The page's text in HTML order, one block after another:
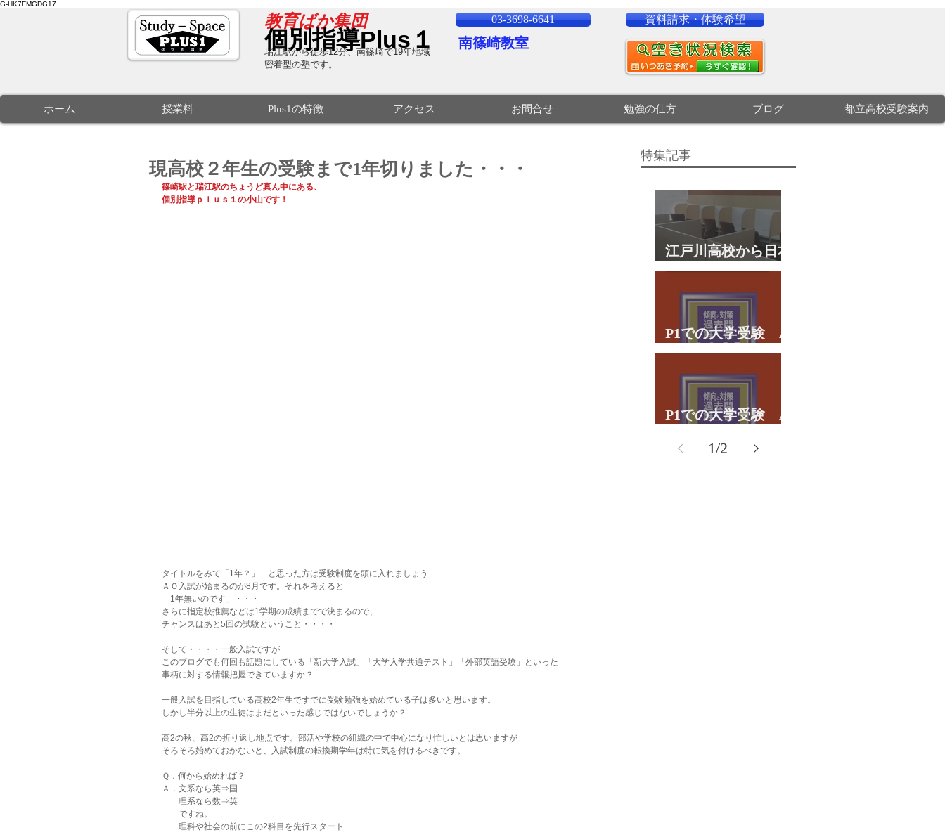
G-HK7FMGDG17
​教育ばか集団
個別指導Plus１ 南篠崎教室
03-3698-6641
瑞江駅から徒歩12分、南篠崎で19年地域
密着型の塾です。
資料請求・体験希望
ホーム 授業料 Plus1の特徴 アクセス お問合せ 勉強の仕方 ブログ 都立高校受験案内
現高校２年生の受験まで1年切りました・・・
篠崎駅と瑞江駅のちょうど真ん中にある、
個別指導ｐｌｕｓ１の小山です！
タイトルをみて「1年？」　と思った方は受験制度を頭に入れましょう
ＡＯ入試が始まるのが8月です。それを考えると
「1年無いのです」・・・
さらに指定校推薦などは1学期の成績までで決まるので、
チャンスはあと5回の試験ということ・・・・
そして・・・・一般入試ですが
このブログでも何回も話題にしている「新大学入試」「大学入学共通テスト」「外部英語受験」といった
事柄に対する情報把握できていますか？
一般入試を目指している高校2年生ですでに受験勉強を始めている子は多いと思います。
しかし半分以上の生徒はまだといった感じではないでしょうか？
高2の秋、高2の折り返し地点です。部活や学校の組織の中で中心になり忙しいとは思いますが
そろそろ始めておかないと、入試制度の転換期学年は特に気を付けるべきです。
Ｑ．何から始めれば？
Ａ．文系なら英⇒国
理系なら数⇒英
ですね。
理科や社会の前にこの2科目を先行スタート
特集記事
江戸川高校から日本
大学文理学部に合
格 合格体験談
P1での大学受験 A
君の体験談パート２
P1での大学受験 A
1/2